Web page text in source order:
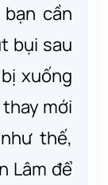
cần
bụi sau
xuống
mới
thế,
Lâm để